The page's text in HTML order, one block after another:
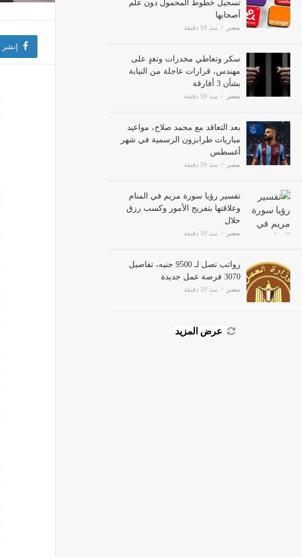
أصحابها
مصر منذ 59 دقيقة
سكر وتعاطي مخدرات وتعدٍ على
مهندس، قرارات عاجلة من النيابة
بشأن 3 أفارقة
مصر منذ 59 دقيقة
بعد التعاقد مع محمد صلاح، مواعيد
مباريات طرابزون الرسمية في شهر
أغسطس
مصر منذ 59 دقيقة
وعلاقتها بتفريج الأمور وكسب رزق
حلال
3070 فرصة عمل جديدة
مصر منذ 59 دقيقة
عرض المزيد